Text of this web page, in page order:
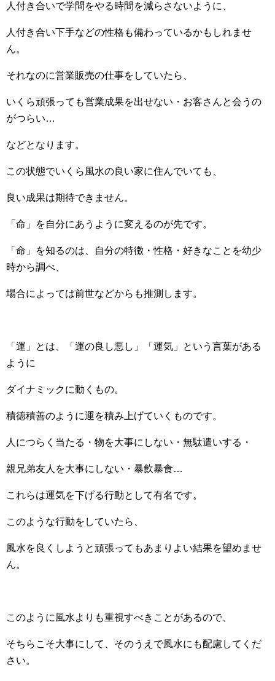
人付き合いで学問をやる時間を減らさないように、
人付き合い下手などの性格も備わっているかもしれませ
ん。
それなのに営業販売の仕事をしていたら、
いくら頑張っても営業成果を出せない・お客さんと会うの
がつらい…
などとなります。
この状態でいくら風水の良い家に住んでいても、
良い成果は期待できません。
「命」を自分にあうように変えるのが先です。
「命」を知るのは、自分の特徴・性格・好きなことを幼少
時から調べ、
場合によっては前世などからも推測します。
「運」とは、「運の良し悪し」「運気」という言葉がある
ように
ダイナミックに動くもの。
積徳積善のように運を積み上げていくものです。
人につらく当たる・物を大事にしない・無駄遣いする・
親兄弟友人を大事にしない・暴飲暴食…
これらは運気を下げる行動として有名です。
このような行動をしていたら、
風水を良くしようと頑張ってもあまりよい結果を望めませ
ん。
このように風水よりも重視すべきことがあるので、
そちらこそ大事にして、そのうえで風水にも配慮してくだ
さい。